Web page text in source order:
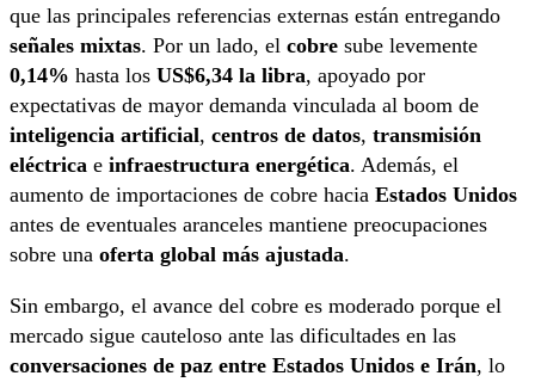
que las principales referencias externas están entregando
señales mixtas. Por un lado, el cobre sube levemente
0,14% hasta los US$6,34 la libra, apoyado por
expectativas de mayor demanda vinculada al boom de
inteligencia artificial, centros de datos, transmisión
eléctrica e infraestructura energética. Además, el
aumento de importaciones de cobre hacia Estados Unidos
antes de eventuales aranceles mantiene preocupaciones
sobre una oferta global más ajustada.
Sin embargo, el avance del cobre es moderado porque el
mercado sigue cauteloso ante las dificultades en las
conversaciones de paz entre Estados Unidos e Irán, lo